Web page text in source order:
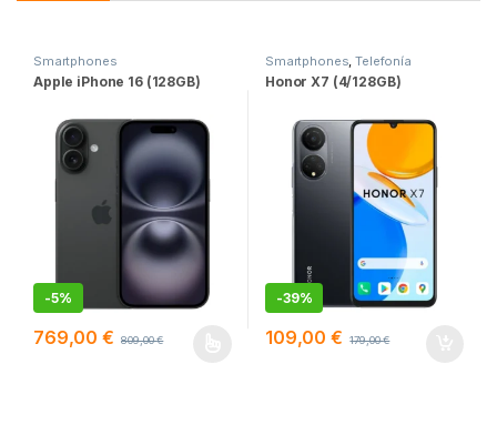
Smartphones
Apple iPhone 16 (128GB)
-5%
769,00€ 809,00€
Smartphones ,Telefonía
Honor X7 (4/128GB)
-39%
109,00€ 179,00€